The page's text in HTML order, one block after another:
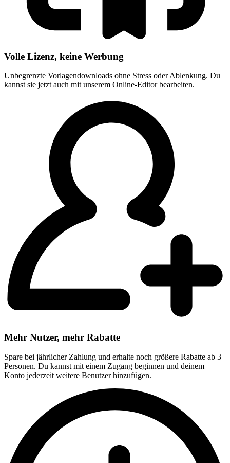
Volle Lizenz, keine Werbung
Unbegrenzte Vorlagendownloads ohne Stress oder Ablenkung. Du
kannst sie jetzt auch mit unserem Online-Editor bearbeiten.
Mehr Nutzer, mehr Rabatte
Spare bei jährlicher Zahlung und erhalte noch größere Rabatte ab 3
Personen. Du kannst mit einem Zugang beginnen und deinem
Konto jederzeit weitere Benutzer hinzufügen.